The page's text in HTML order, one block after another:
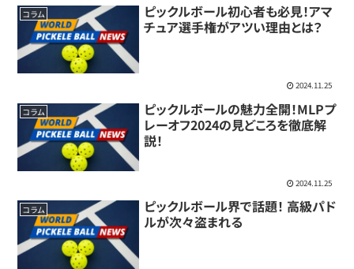
コラム
ピックルボール初心者も必見！アマ
チュア選手権がアツい理由とは？
2024.11.25
コラム
ピックルボールの魅力全開！MLPプ
レーオフ2024の見どころを徹底解
説！
2024.11.25
コラム
ピックルボール界で話題！ 高級パド
ルが次々盗まれる